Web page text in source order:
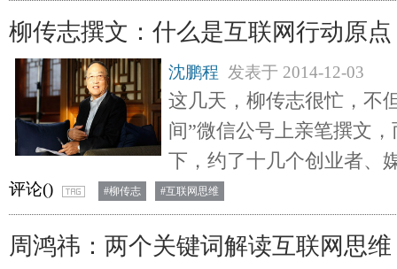
柳传志撰文：什么是互联网行动原点
沈鹏程 发表于 2014-12-03
这几天，柳传志很忙，不
间”微信公号上亲笔撰文
下，约了十几个创业者、
评论() #柳传志 #互联网思维
周鸿祎：两个关键词解读互联网思维